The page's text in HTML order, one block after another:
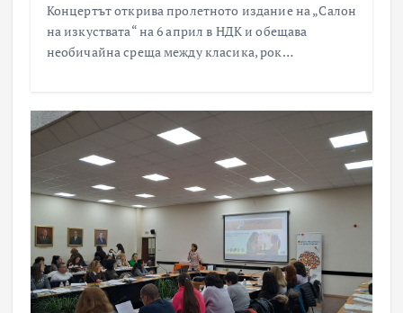
Концертът открива пролетното издание на „Салон
на изкуствата“ на 6 април в НДК и обещава
необичайна среща между класика, рок…